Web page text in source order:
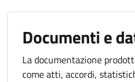
Documenti e
La documentazione
come atti, accordi,